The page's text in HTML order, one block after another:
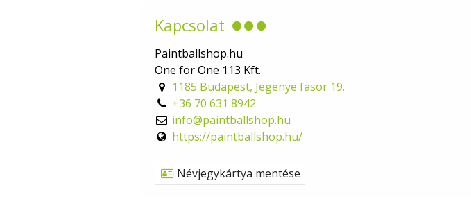
Kapcsolat
Paintballshop.hu
One for One 113 Kft.
1185 Budapest, Jegenye fasor 19.
+36 70 631 8942
info@paintballshop.hu
https://paintballshop.hu/
Névjegykártya mentése